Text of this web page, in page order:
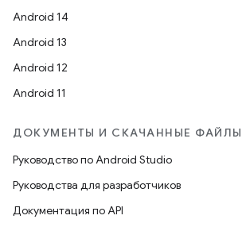
Android 14
Android 13
Android 12
Android 11
ДОКУМЕНТЫ И СКАЧАННЫЕ ФАЙЛЫ
Руководство по Android Studio
Руководства для разработчиков
Документация по API